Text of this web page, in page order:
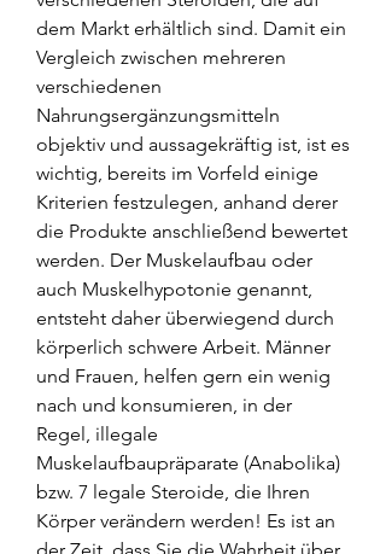
dem Markt erhältlich sind. Damit ein
Vergleich zwischen mehreren
verschiedenen
Nahrungsergänzungsmitteln
objektiv und aussagekräftig ist, ist es
wichtig, bereits im Vorfeld einige
Kriterien festzulegen, anhand derer
die Produkte anschließend bewertet
werden. Der Muskelaufbau oder
auch Muskelhypotonie genannt,
entsteht daher überwiegend durch
körperlich schwere Arbeit. Männer
und Frauen, helfen gern ein wenig
nach und konsumieren, in der
Regel, illegale
Muskelaufbaupräparate (Anabolika)
bzw. 7 legale Steroide, die Ihren
Körper verändern werden! Es ist an
der Zeit, dass Sie die Wahrheit über